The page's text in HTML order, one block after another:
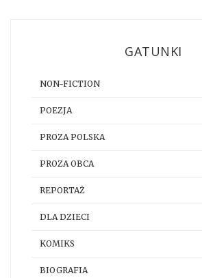
GATUNKI
NON-FICTION
POEZJA
PROZA POLSKA
PROZA OBCA
REPORTAŻ
DLA DZIECI
KOMIKS
BIOGRAFIA